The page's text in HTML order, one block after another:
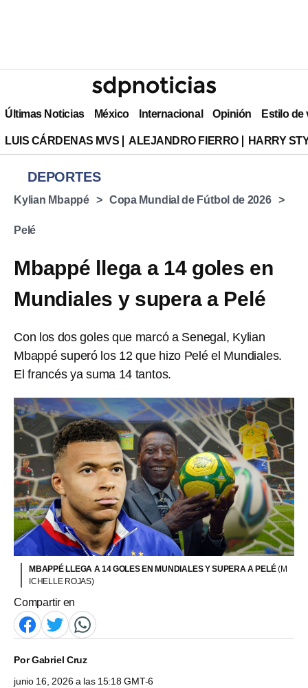
Últimas Noticias México Internacional Opinión Estilo de
LUIS CÁRDENAS MVS ALEJANDRO FIERRO HARRY
DEPORTES
Kylian Mbappé Copa Mundial de Fútbol de 2026
Pelé
Mbappé llega a 14 goles en
Mundiales y supera a Pelé
Con los dos goles que marcó a Senegal, Kylian
Mbappé superó los 12 que hizo Pelé el Mundiales.
El francés ya suma 14 tantos.
MBAPPÉ LLEGA A 14 GOLES EN MUNDIALES Y SUPERA A PELÉ(M
ICHELLE ROJAS)
Compartir en
PorGabriel Cruz
junio 16, 2026 a las 15:18 GMT-6